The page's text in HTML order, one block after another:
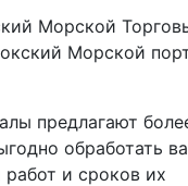
Морской
Морской
предлагают
обработать
и сроков их